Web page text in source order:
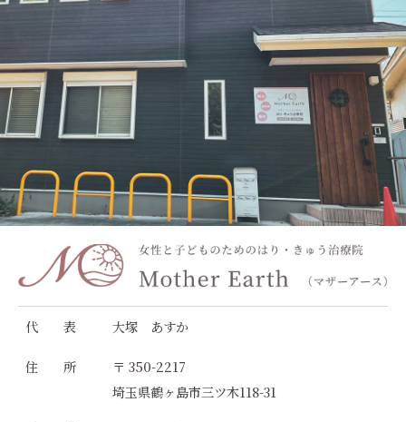
代 表 大塚 あすか
住 所
〒 350-2217
埼玉県鶴ヶ島市三ツ木118-31